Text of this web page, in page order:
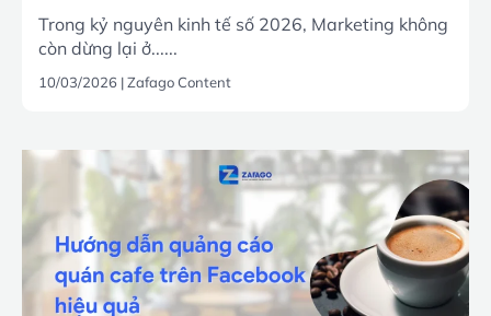
Trong kỷ nguyên kinh tế số 2026, Marketing không
còn dừng lại ở......
10/03/2026 |Zafago Content